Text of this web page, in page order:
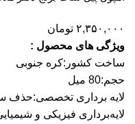
۲,۳۵۰,۰۰۰ تومان
ویژگی های محصول :
ساخت کشور:کره جنوبی
حجم:80 میل
لایه برداری تخصصی:حذف
لایه‌برداری فیزیکی و